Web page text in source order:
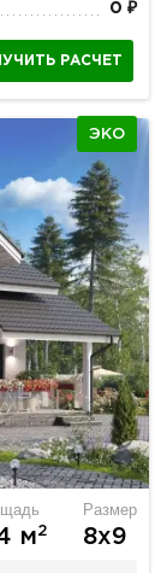
0 ₽
РАСЧЕТ
ЭКО
м2
Размер
8х9